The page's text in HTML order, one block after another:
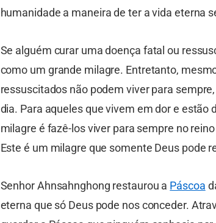
humanidade a maneira de ter a vida eterna
Se alguém curar uma doença fatal ou
como um grande milagre. Entretanto,
ressuscitados não podem viver para
dia. Para aqueles que vivem em dor e estão
milagre é fazê-los viver para sempre no
Este é um milagre que somente Deus pode
Senhor Ahnsahnghong restaurou a Páscoa
eterna que só Deus pode nos conceder.